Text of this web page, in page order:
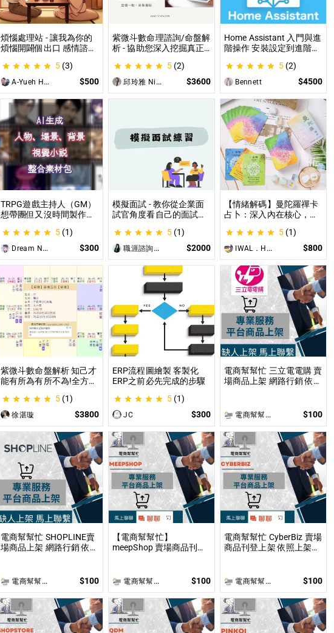
煩惱處理站 - 讓我為你的
煩惱開闢個出口 感情諮
惱、內心的煩惱各方面都
可以談
5 (3)
A-Yueh Huang $500
紫微斗數命理諮詢/命盤解
析 - 協助您深入挖掘真正
讓我們的努力更有價值 活
出璀璨一生
5 (2)
邱玲雅 Nina $3600
Home Assistant 入門與進
階操作 安裝設定到進階自
答，打造專屬的智能家居
5 (2)
Bennett $4500
TRPG遊戲主持人（GM）
想帶團但又沒時間製作素
理吧！ 這是為使用
CCFOLIA的TRPG主持人
（GM）們所開設的項
目，主要是為了讓主持人
能少準備一些東西。
5 (1)
Dream Night Butterfly $300
模擬面試 - 教你從企業面
試官角度看自己的面試表
學、目標職缺討論
5 (1)
職涯諮詢師 阿紫 $2000
【情緒解碼】曼陀羅禪卡
占卜：深入內在核心，為
只占卜，更解決問題｜曼
陀羅禪卡情緒解析，打破
人生卡關循環
5 (1)
IWAL．HANI $800
紫微斗數命盤解析 知己才
能有所為有所不為!全方位
5 (1)
徐湛璇 $3800
ERP流程圖繪製 客製化
ERP之前必先完成的步驟
5 (1)
JC $300
電商幫幫忙 三立電電購 賣
場商品上架 網路行銷 依照
電商幫幫忙(電商平台代營運/電商上架/運營策略/網路行銷) $100
電商幫幫忙 SHOPLINE賣
場商品上架 網路行銷 依照
電商幫幫忙(電商平台代營運/電商上架/運營策略/網路行銷) $100
【電商幫幫忙】
meepShop 賣場商品刊登
作 電商幫幫忙(電商平台代營運/電商上架/運營策略/網路行銷) $100
電商幫幫忙 CyberBiz 賣場
商品刊登上架 依照上架數
電商幫幫忙(電商平台代營運/電商上架/運營策略/網路行銷) $100